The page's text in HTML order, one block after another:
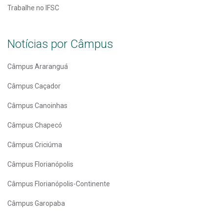
Trabalhe no IFSC
Notícias por Câmpus
Câmpus Araranguá
Câmpus Caçador
Câmpus Canoinhas
Câmpus Chapecó
Câmpus Criciúma
Câmpus Florianópolis
Câmpus Florianópolis-Continente
Câmpus Garopaba